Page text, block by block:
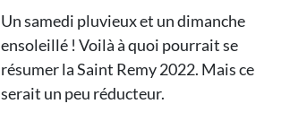
Un samedi pluvieux et un dimanche
ensoleillé ! Voilà à quoi pourrait se
résumer la Saint Remy 2022. Mais ce
serait un peu réducteur.